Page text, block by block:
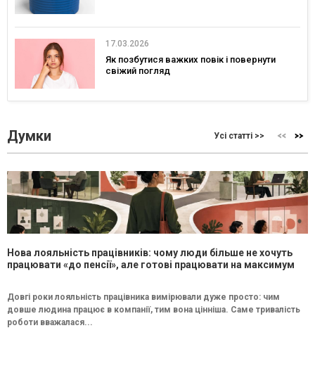
17.03.2026
Як позбутися важких повік і повернути
свіжий погляд
Думки Усі статті >>
Нова лояльність працівників: чому люди більше не хочуть
працювати «до пенсії», але готові працювати на максимум
Довгі роки лояльність працівника вимірювали дуже просто: чим
довше людина працює в компанії, тим вона цінніша. Саме тривалість
роботи вважалася...